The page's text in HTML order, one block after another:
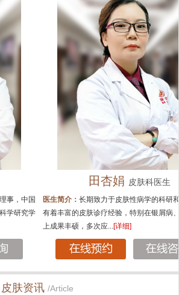
皮肤科医生
医生简介：
长期致力于皮肤性病学的科研和临床工作，
有着丰富的皮肤诊疗经验，特别在银屑病、白癜风科研
上成果丰硕，多次应...[详细]
皮肤资讯 /Article